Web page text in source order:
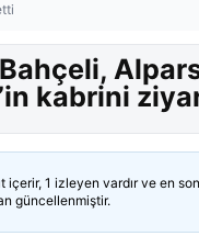
kabrini
içerir, 1 izleyen vardır ve en son
güncellenmiştir.